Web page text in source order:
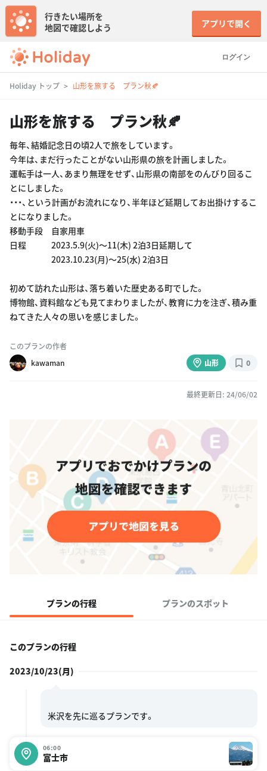
ログイン
行きたい場所を
地図で確認しよう
アプリで開く
Holiday トップ 山形を旅する プラン秋🍂
山形を旅する プラン秋🍂
毎年、結婚記念日の頃2人で旅をしています。
今年は、まだ行ったことがない山形県の旅を計画しました。
運転手は一人、あまり無理をせず、山形県の南部をのんびり回るこ
とにしました。
・・・、という計画がお流れになり、半年ほど延期してお出掛けするこ
とになりました。
移動手段 自家用車
日程 2023.5.9(火)〜11(木) 2泊3日延期して
2023.10.23(月)〜25(水) 2泊3日
初めて訪れた山形は、落ち着いた歴史ある町でした。
博物館、資料館なども見てまわりましたが、教育に力を注ぎ、積み重
ねてきた人々の思いを感じました。
このプランの作者
kawaman
山形 0
最終更新日: 24/06/02
プランの行程 プランのスポット
このプランの行程
2023/10/23(月)
06:00
富士市